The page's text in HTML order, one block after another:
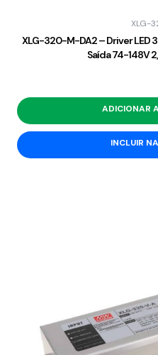
XLG-
XLG-320-M-DA2 – Driver LED
Saída 74-148V
ADICIONAR
INCLUIR